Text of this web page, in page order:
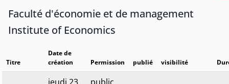
Faculté d'économie et de management
Institute of Economics
Titre
Date de
création
Permission publié visibilité